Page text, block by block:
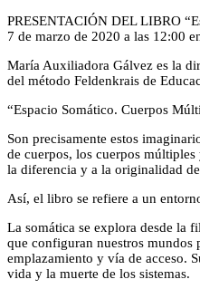
PRESENTACIÓN DEL LIBRO
7 de marzo de 2020 a las 12:00
María Auxiliadora Gálvez es la
del método Feldenkrais de
“Espacio Somático. Cuerpos
Son precisamente estos
de cuerpos, los cuerpos
la diferencia y a la originalidad
Así, el libro se refiere a un
La somática se explora desde la
que configuran nuestros mundos
emplazamiento y vía de acceso.
vida y la muerte de los sistemas.